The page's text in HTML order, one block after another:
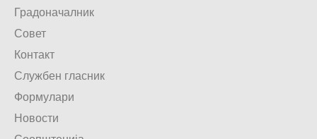
Градоначалник
Совет
Контакт
Службен гласник
Формулари
Новости